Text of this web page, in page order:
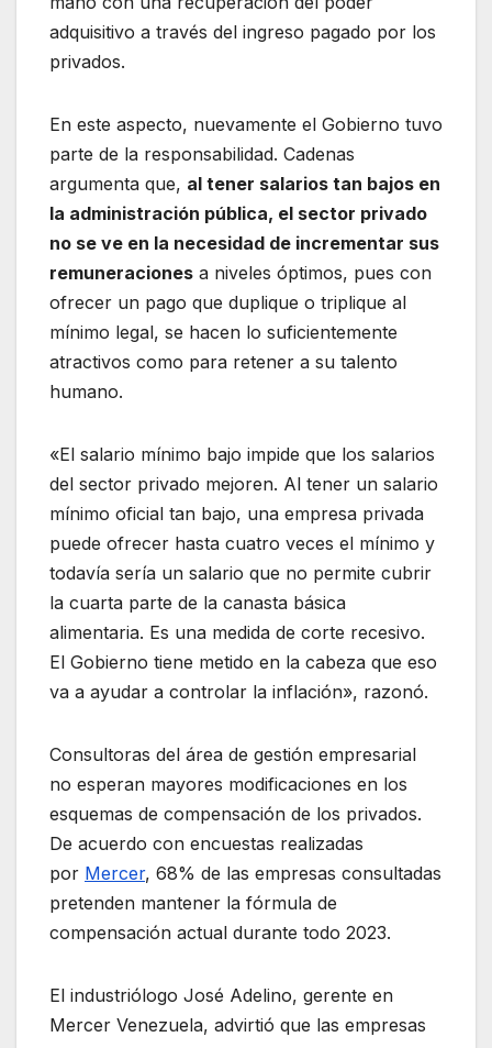
adquisitivo a través del ingreso pagado por los
privados.
En este aspecto, nuevamente el Gobierno tuvo
parte de la responsabilidad. Cadenas
argumenta que, al tener salarios tan bajos en
la administración pública, el sector privado
no se ve en la necesidad de incrementar sus
remuneraciones a niveles óptimos, pues con
ofrecer un pago que duplique o triplique al
mínimo legal, se hacen lo suficientemente
atractivos como para retener a su talento
humano.
«El salario mínimo bajo impide que los salarios
del sector privado mejoren. Al tener un salario
mínimo oficial tan bajo, una empresa privada
puede ofrecer hasta cuatro veces el mínimo y
todavía sería un salario que no permite cubrir
la cuarta parte de la canasta básica
alimentaria. Es una medida de corte recesivo.
El Gobierno tiene metido en la cabeza que eso
va a ayudar a controlar la inflación», razonó.
Consultoras del área de gestión empresarial
no esperan mayores modificaciones en los
esquemas de compensación de los privados.
De acuerdo con encuestas realizadas
por Mercer, 68% de las empresas consultadas
pretenden mantener la fórmula de
compensación actual durante todo 2023.
El industriólogo José Adelino, gerente en
Mercer Venezuela, advirtió que las empresas